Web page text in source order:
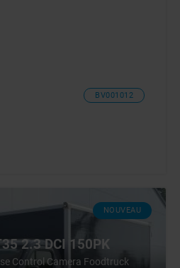
BV001012
NOUVEAU
2.3 DCI 150PK
Control Camera Foodtruck